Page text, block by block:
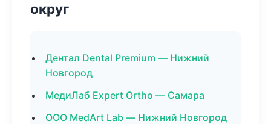
округ
Дентал Dental Premium — Нижний
Новгород
МедиЛаб Expert Ortho — Самара
ООО MedArt Lab — Нижний Новгород